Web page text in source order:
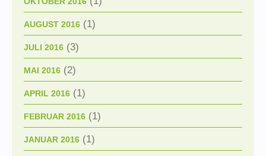
AUGUST 2016 (1)
JULI 2016 (3)
MAI 2016 (2)
APRIL 2016 (1)
FEBRUAR 2016 (1)
JANUAR 2016 (1)